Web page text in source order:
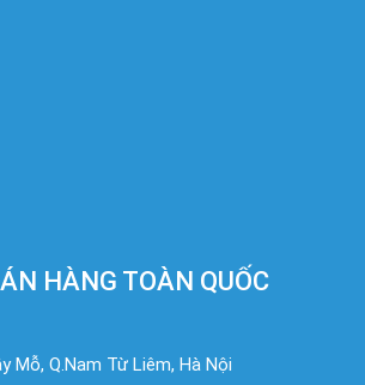
HÀNG TOÀN QUỐC
Mỗ, Q.Nam Từ Liêm, Hà Nội